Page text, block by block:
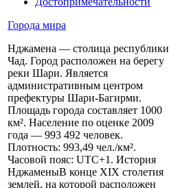
Города мира
Нджамена — столица республики
Чад. Город расположен на берегу
реки Шари. Является
административным центром
префектуры Шари-Багирми.
Площадь города составляет 1000
км². Население по оценке 2009
года — 993 492 человек.
Плотность: 993,49 чел./км².
Часовой пояс: UTC+1. История
НджаменыВ конце XIX столетия
землей, на которой расположен